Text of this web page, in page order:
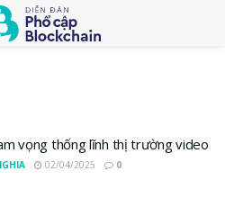
vọng thống lĩnh thị trường video
02/04/2025 0